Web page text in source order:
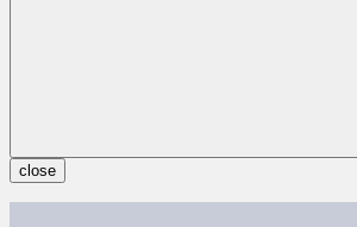
close